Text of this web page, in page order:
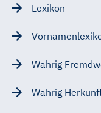
Lexikon
Wahrig
Wahrig